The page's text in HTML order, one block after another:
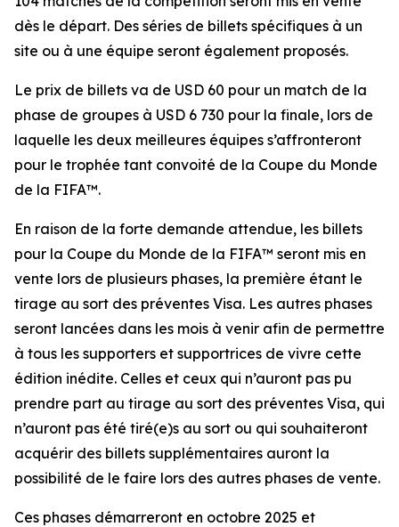
dès le départ. Des séries de billets spécifiques à un
site ou à une équipe seront également proposés.
Le prix de billets va de USD 60 pour un match de la
phase de groupes à USD 6 730 pour la finale, lors de
laquelle les deux meilleures équipes s’affronteront
pour le trophée tant convoité de la Coupe du Monde
de la FIFA™.
En raison de la forte demande attendue, les billets
pour la Coupe du Monde de la FIFA™ seront mis en
vente lors de plusieurs phases, la première étant le
tirage au sort des préventes Visa. Les autres phases
seront lancées dans les mois à venir afin de permettre
à tous les supporters et supportrices de vivre cette
édition inédite. Celles et ceux qui n’auront pas pu
prendre part au tirage au sort des préventes Visa, qui
n’auront pas été tiré(e)s au sort ou qui souhaiteront
acquérir des billets supplémentaires auront la
possibilité de le faire lors des autres phases de vente.
Ces phases démarreront en octobre 2025 et